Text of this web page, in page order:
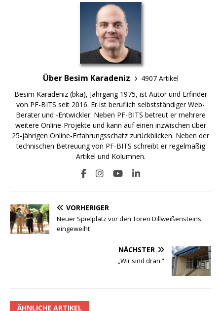
Über Besim Karadeniz
4907 Artikel
Besim Karadeniz (bka), Jahrgang 1975, ist Autor und Erfinder
von PF-BITS seit 2016. Er ist beruflich selbstständiger Web-
Berater und -Entwickler. Neben PF-BITS betreut er mehrere
weitere Online-Projekte und kann auf einen inzwischen über
25-jährigen Online-Erfahrungsschatz zurückblicken. Neben der
technischen Betreuung von PF-BITS schreibt er regelmäßig
Artikel und Kolumnen.
VORHERIGER
Neuer Spielplatz vor den Toren Dillweißensteins
eingeweiht
NÄCHSTER
„Wir sind dran.“
ÄHNLICHE ARTIKEL